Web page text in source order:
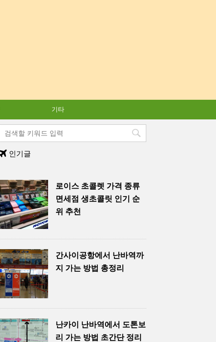
기타
인기글
로이스 초콜렛 가격 종류
면세점 생초콜릿 인기 순
위 추천
간사이공항에서 난바역까
지 가는 방법 총정리
난카이 난바역에서 도톤보
리 가는 방법 초간단 정리